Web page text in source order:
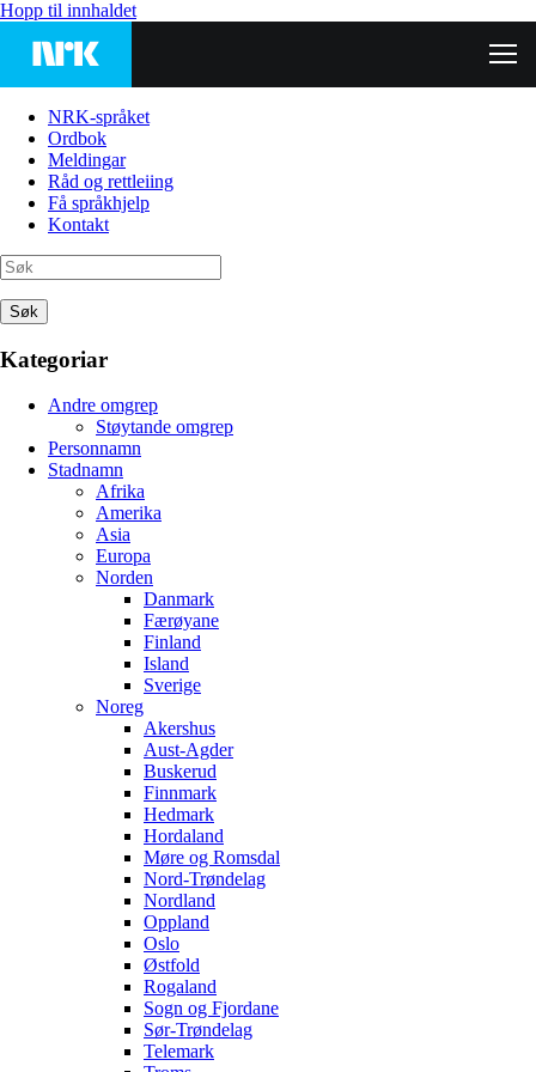
Hopp til innhaldet
NRK-språket
Ordbok
Meldingar
Råd og rettleiing
Få språkhjelp
Kontakt
Søk
Kategoriar
Andre omgrep
Støytande omgrep
Personnamn
Stadnamn
Afrika
Amerika
Asia
Europa
Norden
Danmark
Færøyane
Finland
Island
Sverige
Noreg
Akershus
Aust-Agder
Buskerud
Finnmark
Hedmark
Hordaland
Møre og Romsdal
Nord-Trøndelag
Nordland
Oppland
Oslo
Østfold
Rogaland
Sogn og Fjordane
Sør-Trøndelag
Telemark